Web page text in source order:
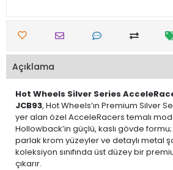
Açıklama
Hot Wheels Silver Series
JCB93, Hot Wheels’ın Premium Silver
yer alan özel AcceleRacers temalı
Hollowback’in güçlü, kaslı gövde
parlak krom yüzeyler ve detaylı metal
koleksiyon sınıfında üst düzey bir
çıkarır.